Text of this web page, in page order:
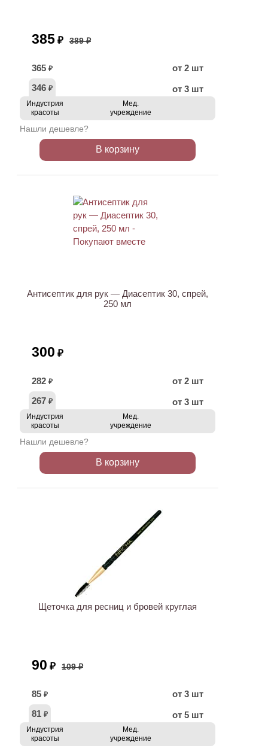
385 ₽ 389 ₽
365 ₽
от 2 шт
346 ₽ от 3 шт
Индустрия
красоты
Мед.
учреждение
Нашли дешевле?
В корзину
Антисептик для рук — Диасептик 30, спрей,
250 мл
300 ₽
282 ₽
от 2 шт
267 ₽ от 3 шт
Индустрия
красоты
Мед.
учреждение
Нашли дешевле?
В корзину
Щеточка для ресниц и бровей круглая
90 ₽ 109 ₽
85 ₽
от 3 шт
81 ₽ от 5 шт
Индустрия
красоты
Мед.
учреждение